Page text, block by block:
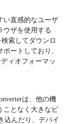
い直感的なユーザ
ウザを使用する
索してダウンロ
ートしており、
ィオフォーマッ
は、他の機
ことなく大きなビ
込んだり、デバイ